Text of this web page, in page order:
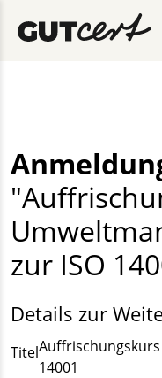
zur ISO
Details zur
Titel
14001